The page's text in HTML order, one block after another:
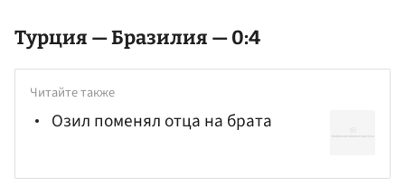
Турция — Бразилия — 0:4
Читайте также
Озил поменял отца на брата